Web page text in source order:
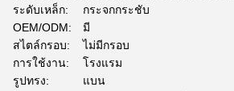
ระดับเหล็ก:
กระจกกระชับ
OEM/ODM:
มี
สไตล์กรอบ:
ไม่มีกรอบ
การใช้งาน:
โรงแรม
รูปทรง:
แบน